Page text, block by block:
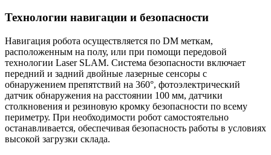
Технологии навигации и безопасности
Навигация робота осуществляется по DM меткам,
расположенным на полу, или при помощи передовой
технологии Laser SLAM. Система безопасности включает
передний и задний двойные лазерные сенсоры с
обнаружением препятствий на 360°, фотоэлектрический
датчик обнаружения на расстоянии 100 мм, датчики
столкновения и резиновую кромку безопасности по всему
периметру. При необходимости робот самостоятельно
останавливается, обеспечивая безопасность работы в условиях
высокой загрузки склада.